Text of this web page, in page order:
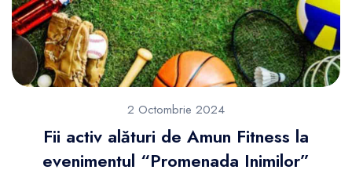
2 Octombrie 2024
Fii activ alături de Amun Fitness la
evenimentul “Promenada Inimilor”